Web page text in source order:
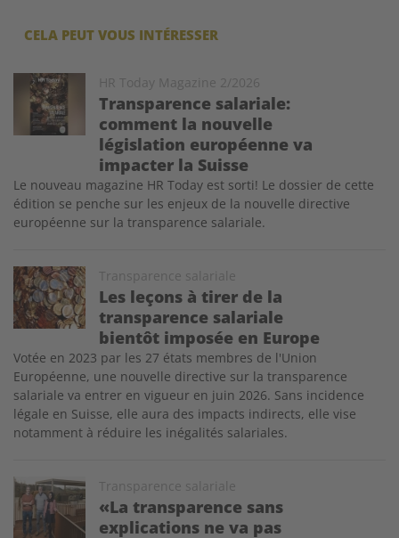
CELA PEUT VOUS INTÉRESSER
HR Today Magazine 2/2026
Transparence salariale:
comment la nouvelle
législation européenne va
impacter la Suisse
Image
Le nouveau magazine HR Today est sorti! Le dossier de cette
édition se penche sur les enjeux de la nouvelle directive
européenne sur la transparence salariale.
Transparence salariale
Les leçons à tirer de la
transparence salariale
bientôt imposée en Europe
Image
Votée en 2023 par les 27 états membres de l'Union
Européenne, une nouvelle directive sur la transparence
salariale va entrer en vigueur en juin 2026. Sans incidence
légale en Suisse, elle aura des impacts indirects, elle vise
notamment à réduire les inégalités salariales.
Transparence salariale
«La transparence sans
explications ne va pas
Image